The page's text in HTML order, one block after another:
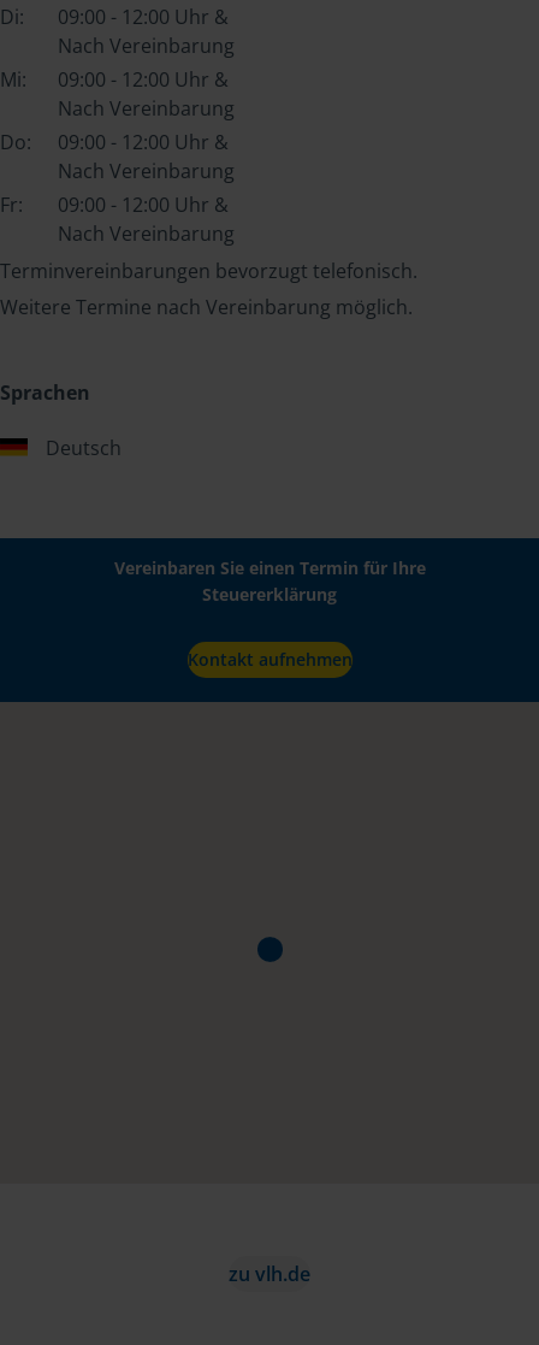
Di:
09:00 - 12:00 Uhr &
Nach Vereinbarung
Mi:
09:00 - 12:00 Uhr &
Nach Vereinbarung
Do:
09:00 - 12:00 Uhr &
Nach Vereinbarung
Fr:
09:00 - 12:00 Uhr &
Nach Vereinbarung
Terminvereinbarungen bevorzugt telefonisch.
Weitere Termine nach Vereinbarung möglich.
Sprachen
Deutsch
Vereinbaren Sie einen Termin für Ihre
Steuererklärung
Kontakt aufnehmen
zu vlh.de